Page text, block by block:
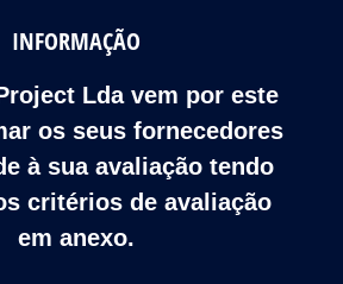
INFORMAÇÃO
Lda vem por este
os seus fornecedores
à sua avaliação tendo
critérios de avaliação
em anexo.